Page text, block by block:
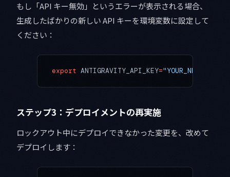
もし「API キー無効」というエラーが表示される場合、
生成したばかりの新しい API キーを環境変数に設定して
ください：
export ANTIGRAVITY_API_KEY=
ステップ3：デプロイメントの再実施
ロックアウト中にデプロイできなかった変更を、改めて
デプロイします：